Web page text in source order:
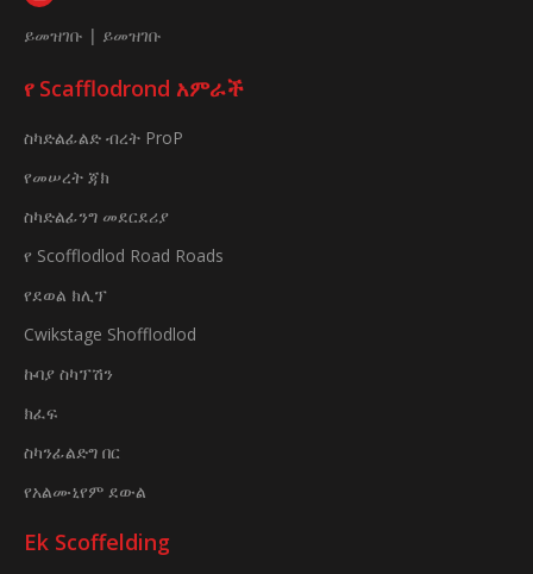
ይመዝገቡ | ይመዝገቡ
የ Scafflodrond አምራች
ስካድልፊልድ ብረት ProP
የመሠረት ጃክ
ስካድልፊንግ መደርደሪያ
የ Scofflodlod Road Roads
የደወል ክሊፕ
Cwikstage Shofflodlod
ኩባያ ስካፕሽን
ክፈፍ
ስካንፊልድግ በር
የአልሙኒየም ደውል
Ek Scoffelding